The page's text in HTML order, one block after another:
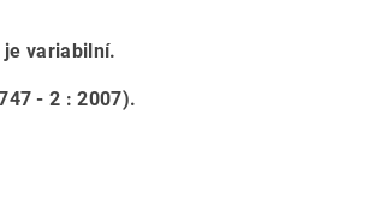
variabilní.
- 2 : 2007).